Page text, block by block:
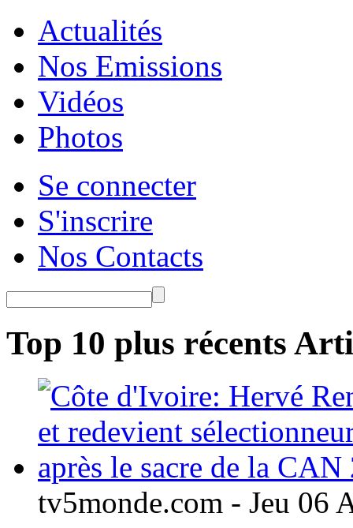
Actualités
Nos Emissions
Vidéos
Photos
Se connecter
S'inscrire
Nos Contacts
Top 10 plus récents
tv5monde.com - Jeu 06